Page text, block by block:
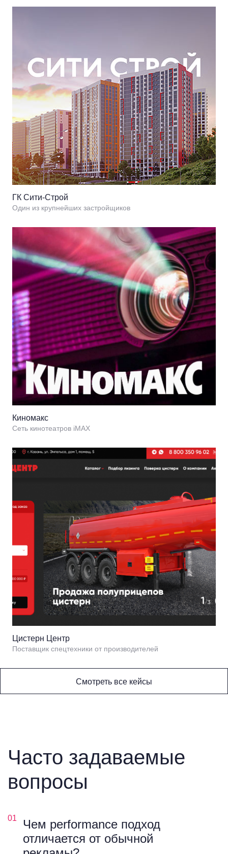
ГК Сити-Строй
Один из крупнейших застройщиков
Киномакс
Сеть кинотеатров iMAX
Цистерн Центр
Поставщик спецтехники от производителей
Смотреть все кейсы
Часто задаваемые
вопросы
01
Чем performance подход
отличается от обычной